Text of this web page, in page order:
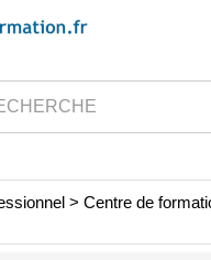
> Centre de